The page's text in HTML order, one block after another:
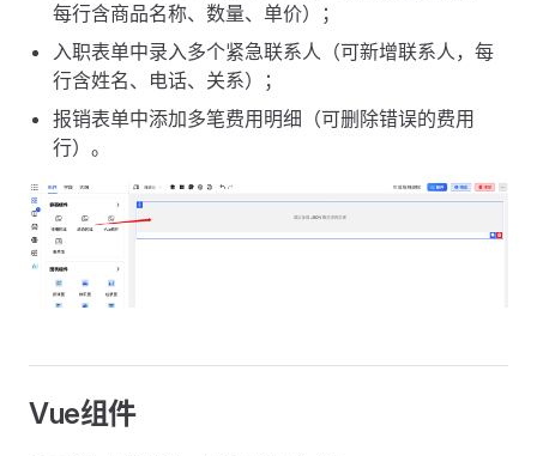
每行含商品名称、数量、单价）；
入职表单中录入多个紧急联系人（可新增联系人，每
行含姓名、电话、关系）；
报销表单中添加多笔费用明细（可删除错误的费用
行）。
Vue组件